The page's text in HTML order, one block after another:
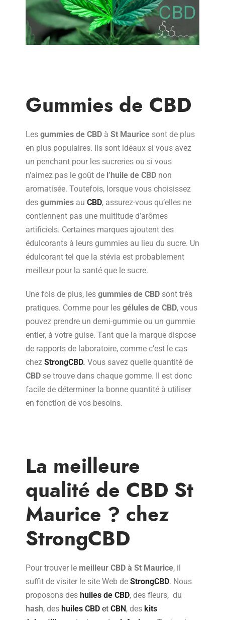
Gummies de CBD
Les gummies de CBD à St Maurice sont de plus
en plus populaires. Ils sont idéaux si vous avez
un penchant pour les sucreries ou si vous
n’aimez pas le goût de l’huile de CBD non
aromatisée. Toutefois, lorsque vous choisissez
des gummies au CBD, assurez-vous qu’elles ne
contiennent pas une multitude d’arômes
artificiels. Certaines marques ajoutent des
édulcorants à leurs gummies au lieu du sucre. Un
édulcorant tel que la stévia est probablement
meilleur pour la santé que le sucre.
Une fois de plus, les gummies de CBD sont très
pratiques. Comme pour les gélules de CBD, vous
pouvez prendre un demi-gummie ou un gummie
entier, à votre guise. Tant que la marque dispose
de rapports de laboratoire, comme c’est le cas
chez StrongCBD. Vous savez quelle quantité de
CBD se trouve dans chaque gomme. Il est donc
facile de déterminer la bonne quantité à utiliser
en fonction de vos besoins.
La meilleure
qualité de CBD St
Maurice ? chez
StrongCBD
Pour trouver le meilleur CBD à St Maurice, il
suffit de visiter le site Web de StrongCBD. Nous
proposons des huiles de CBD, des fleurs, du
hash, des huiles CBD et CBN, des kits